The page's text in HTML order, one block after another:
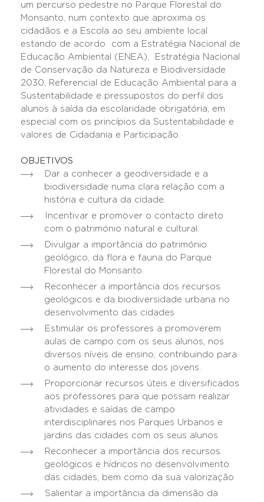
um percurso pedestre no Parque Florestal do
Monsanto, num contexto que aproxima os
cidadãos e a Escola ao seu ambiente local
estando de acordo com a Estratégia Nacional de
Educação Ambiental (ENEA), Estratégia Nacional
de Conservação da Natureza e Biodiversidade
2030, Referencial de Educação Ambiental para a
Sustentabilidade e pressupostos do perfil dos
alunos à saída da escolaridade obrigatória, em
especial com os princípios da Sustentabilidade e
valores de Cidadania e Participação.
OBJETIVOS
Dar a conhecer a geodiversidade e a
biodiversidade numa clara relação com a
história e cultura da cidade.
Incentivar e promover o contacto direto
com o património natural e cultural.
Divulgar a importância do património
geológico, da flora e fauna do Parque
Florestal do Monsanto.
Reconhecer a importância dos recursos
geológicos e da biodiversidade urbana no
desenvolvimento das cidades
Estimular os professores a promoverem
aulas de campo com os seus alunos, nos
diversos níveis de ensino, contribuindo para
o aumento do interesse dos jovens.
Proporcionar recursos úteis e diversificados
aos professores para que possam realizar
atividades e saídas de campo
interdisciplinares nos Parques Urbanos e
jardins das cidades com os seus alunos
Reconhecer a importância dos recursos
geológicos e hídricos no desenvolvimento
das cidades, bem como da sua valorização
Salientar a importância da dimensão da